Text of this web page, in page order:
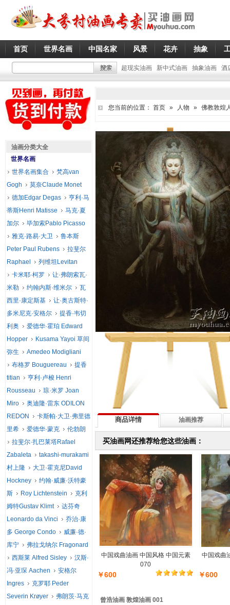
首页 世界名画 中国名家 风景 花卉 抽象
超现实油画 新中式油画 抽象油画 酒
您当前的位置： 首页 » 人物 » 佛教敦煌
商品详情 油画推荐
买油画网还推荐给您这些油画：
中国戏曲油画 中国风格 中国元素
070
￥600
中国戏曲
￥600
曾浩油画 敦煌油画 001
油画分类大全
世界名画
世界名画集合
梵高van
Gogh
莫奈Claude Monet
德加Edgar Degas
亨利·马
蒂斯Henri Matisse
马克·夏
加尔
毕加索Pablo Picasso
雅克·路易·大卫
鲁本斯
Peter Paul Rubens
拉斐尔
Raphael
列维坦Levitan
卡米耶·柯罗
让·弗朗索瓦·
米勒
约翰内斯·维米尔
瓦
西里·康定斯基
让·奥古斯特·
多米尼克·安格尔
提香·韦切
利奥
爱德华·霍珀 Edward
Hopper
Kusama Yayoi 草间
弥生
Amedeo Modigliani
布格罗 Bouguereau
提香
titian
亨利·卢梭 Henri
Rousseau
琼·米罗 Joan
Miro
奥迪隆·雷东 ODILON
REDON
卡斯帕·大卫·弗里德
里希
爱德华·蒙克
伦勃朗
拉斐尔·扎巴莱塔Rafael
Zabaleta
takashi-murakami
村上隆
大卫·霍克尼David
Hockney
约翰·威廉·沃特豪
斯
Roy Lichtenstein
克利
姆特Gustav Klimt
达芬奇
Leonardo da Vinci
乔治·康
多 George Condo
威廉·德·
库宁
弗拉戈纳尔 Fragonard
西斯莱 Alfred Sisley
汉斯·
冯·亚琛 Aachen
安格尔
Ingres
克罗耶 Peder
Severin Krøyer
弗朗茨·马克